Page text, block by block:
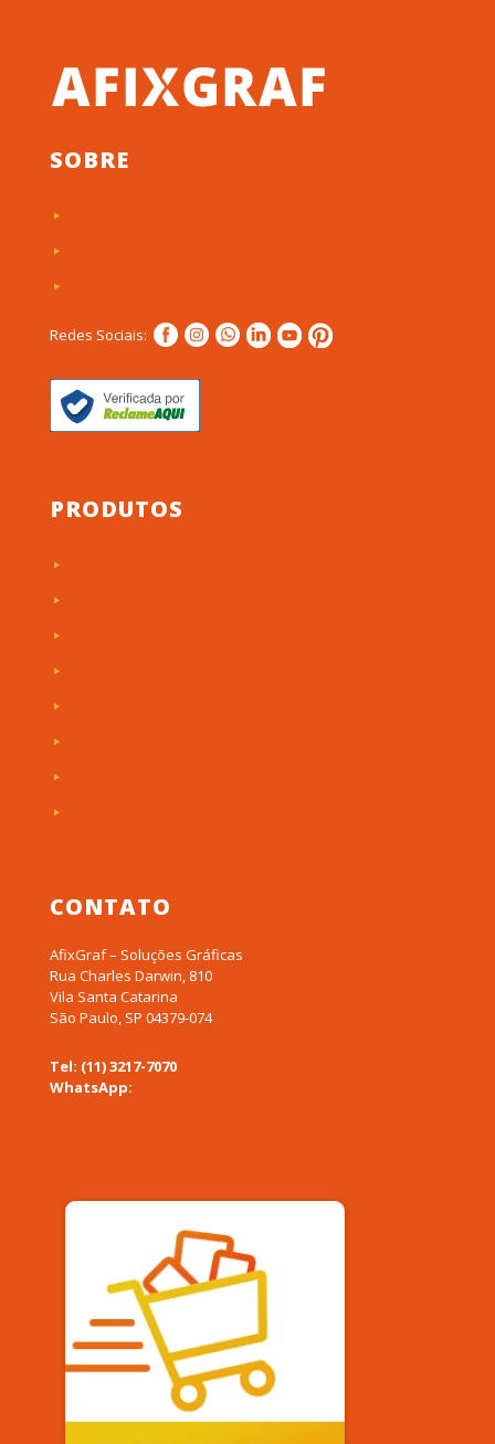
SOBRE
Redes Sociais:
PRODUTOS
CONTATO
AfixGraf – Soluções Gráficas
Rua Charles Darwin, 810
Vila Santa Catarina
São Paulo, SP 04379-074
Tel: (11) 3217-7070
WhatsApp: